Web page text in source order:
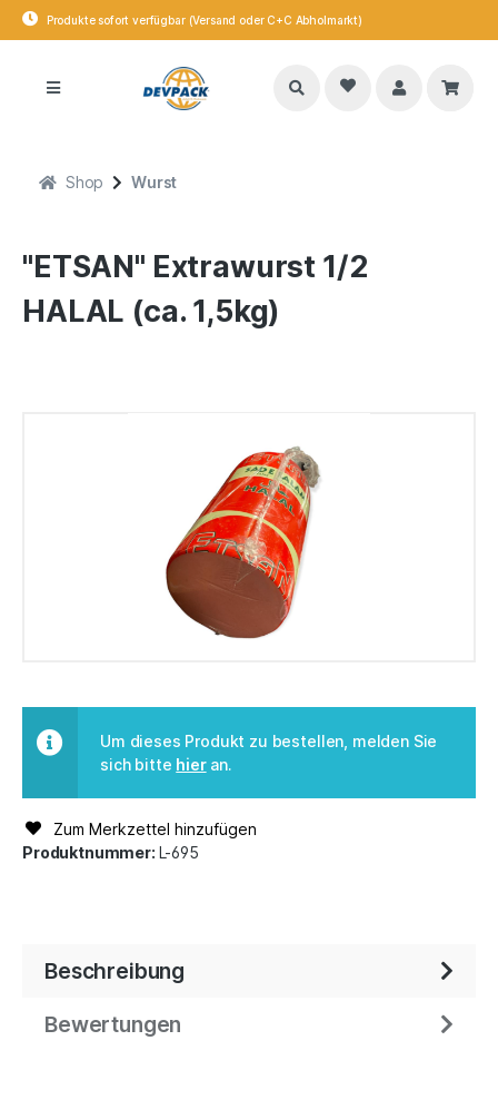
Produkte sofort verfügbar (Versand oder C+C Abholmarkt)
Shop Wurst
"ETSAN" Extrawurst 1/2
HALAL (ca. 1,5kg)
Um dieses Produkt zu bestellen, melden Sie
sich bitte hieran.
Zum Merkzettel hinzufügen
Produktnummer: L-695
Beschreibung
Bewertungen